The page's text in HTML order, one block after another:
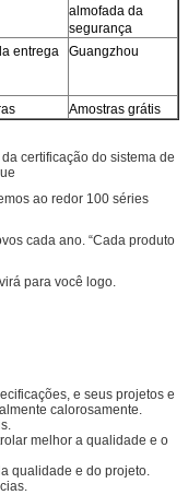
almofada da
segurança
entrega Guangzhou
Amostras grátis
certificação do sistema de
ao redor 100 séries
cada ano. “Cada produto
para você logo.
e seus projetos e
calorosamente.
melhor a qualidade e o
qualidade e do projeto.